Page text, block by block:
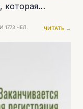
которая
1773 ЧЕЛ. ЧИТАТЬ →